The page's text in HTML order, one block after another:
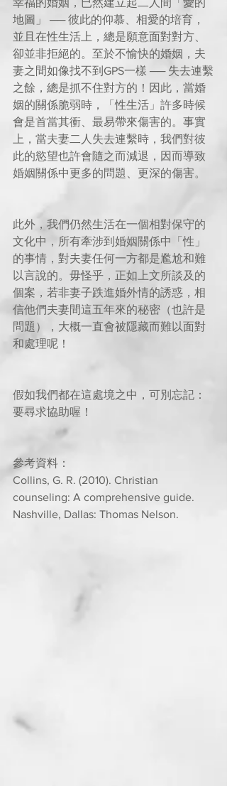
幸福的婚姻，已然建立起二人間「愛的
地圖」 ── 彼此的仰慕、相愛的培育，
並且在性生活上，總是願意面對對方、
卻並非拒絕的。至於不愉快的婚姻，夫
妻之間如像找不到GPS一樣 ── 失去連繫
之餘，總是抓不住對方的！因此，當婚
姻的關係脆弱時，「性生活」許多時候
會是首當其衝、最易帶來傷害的。事實
上，當夫妻二人失去連繫時，我們對彼
此的慾望也許會隨之而減退，因而導致
婚姻關係中更多的問題、更深的傷害。
此外，我們仍然生活在一個相對保守的
文化中，所有牽涉到婚姻關係中「性」
的事情，對夫妻任何一方都是尷尬和難
以言說的。毋怪乎，正如上文所談及的
個案，若非妻子跌進婚外情的誘惑，相
信他們夫妻間這五年來的秘密（也許是
問題），大概一直會被隱藏而難以面對
和處理呢！
假如我們都在這處境之中，可別忘記：
要尋求協助喔！
參考資料：
Collins, G. R. (2010). Christian
counseling: A comprehensive guide.
Nashville, Dallas: Thomas Nelson.